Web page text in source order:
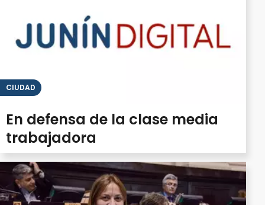
CIUDAD
En defensa de la clase media
trabajadora